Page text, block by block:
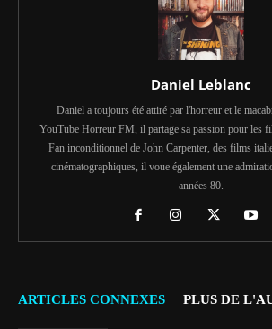
Daniel Leblanc
Daniel a toujours été attiré par l'horreur et le
YouTube Horreur FM, il partage sa passion pour les
Fan inconditionnel de John Carpenter, des films
cinématographiques, il voue également une
années 80.
ARTICLES CONNEXES PLUS DE